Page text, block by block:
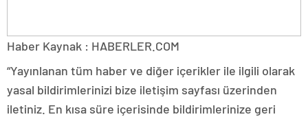
Haber Kaynak : HABERLER.COM
“Yayınlanan tüm haber ve diğer içerikler ile ilgili olarak
yasal bildirimlerinizi bize iletişim sayfası üzerinden
iletiniz. En kısa süre içerisinde bildirimlerinize geri